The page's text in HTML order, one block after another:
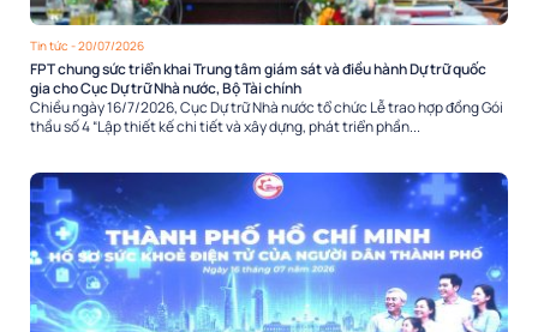
Tin tức - 20/07/2026
FPT chung sức triển khai Trung tâm giám sát và điều hành Dự trữ quốc
gia cho Cục Dự trữ Nhà nước, Bộ Tài chính
Chiều ngày 16/7/2026, Cục Dự trữ Nhà nước tổ chức Lễ trao hợp đồng Gói
thầu số 4 “Lập thiết kế chi tiết và xây dựng, phát triển phần...